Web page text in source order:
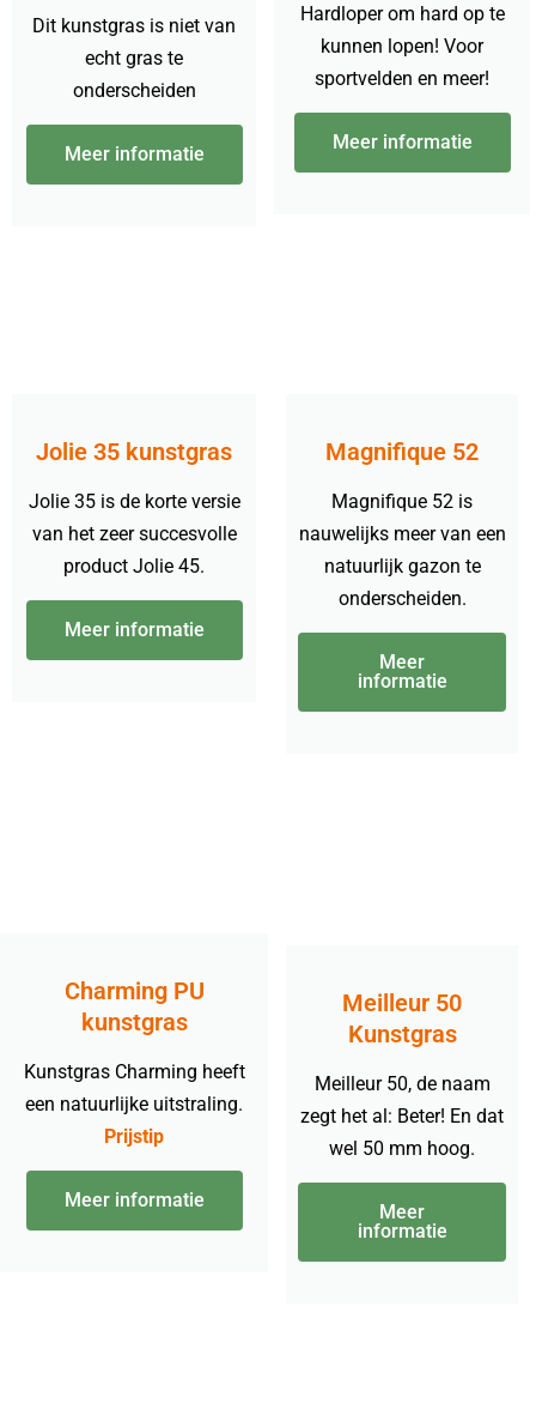
Dit kunstgras is niet van
echt gras te
onderscheiden
Meer informatie
Hardloper om hard op te
kunnen lopen! Voor
sportvelden en meer!
Meer informatie
Jolie 35 kunstgras
Jolie 35 is de korte versie
van het zeer succesvolle
product Jolie 45.
Meer informatie
Magnifique 52
Magnifique 52 is
nauwelijks meer van een
natuurlijk gazon te
onderscheiden.
Meer
informatie
Charming PU
kunstgras
Kunstgras Charming heeft
een natuurlijke uitstraling.
Prijstip
Meer informatie
Meilleur 50
Kunstgras
Meilleur 50, de naam
zegt het al: Beter! En dat
wel 50 mm hoog.
Meer
informatie